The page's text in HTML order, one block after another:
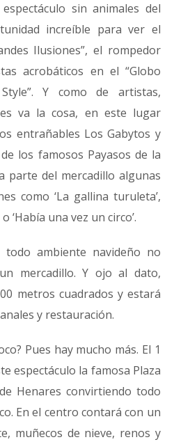
sin animales del
increíble para ver el
Ilusiones”, el rompedor
acrobáticos en el “Globo
Y como de artistas,
va la cosa, en este lugar
entrañables Los Gabytos y
los famosos Payasos de la
parte del mercadillo algunas
como ‘La gallina turuleta’,
‘Había una vez un circo’.
ambiente navideño no
mercadillo. Y ojo al dato,
metros cuadrados y estará
y restauración.
Pues hay mucho más. El 1
espectáculo la famosa Plaza
Henares convirtiendo todo
En el centro contará con un
muñecos de nieve, renos y